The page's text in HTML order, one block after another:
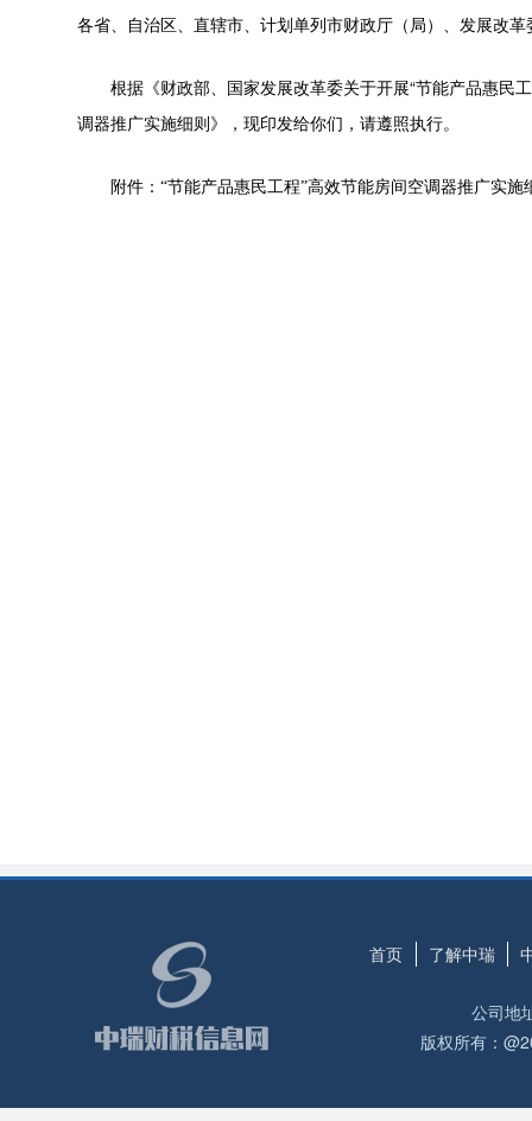
各省、自治区、直辖市、计划单列市财政厅（局）、发展改
根据《财政部、国家发展改革委关于开展“节能产品惠民工
调器推广实施细则》，现印发给你们，请遵照执行。
附件：“节能产品惠民工程”高效节能房间空调器推广实施
首页 了解中瑞
公司地
版权所有：